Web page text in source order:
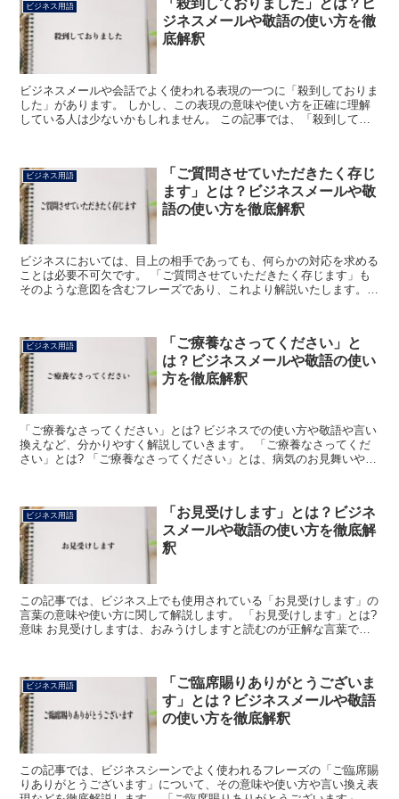
ビジネス用語
「殺到しておりました」とは？ビ
ジネスメールや敬語の使い方を徹
底解釈
ビジネスメールや会話でよく使われる表現の一つに「殺到しておりま
した」があります。 しかし、この表現の意味や使い方を正確に理解
している人は少ないかもしれません。 この記事では、「殺到してお
ビジネス用語
「ご質問させていただきたく存じ
ます」とは？ビジネスメールや敬
語の使い方を徹底解釈
ビジネスにおいては、目上の相手であっても、何らかの対応を求める
ことは必要不可欠です。 「ご質問させていただきたく存じます」も
そのような意図を含むフレーズであり、これより解説いたします。
ビジネス用語
「ご療養なさってください」と
は？ビジネスメールや敬語の使い
方を徹底解釈
「ご療養なさってください」とは? ビジネスでの使い方や敬語や言い
換えなど、分かりやすく解説していきます。 「ご療養なさってくだ
さい」とは? 「ご療養なさってください」とは、病気のお見舞いや相
ビジネス用語
「お見受けします」とは？ビジネ
スメールや敬語の使い方を徹底解
釈
この記事では、ビジネス上でも使用されている「お見受けします」の
言葉の意味や使い方に関して解説します。 「お見受けします」とは?
意味 お見受けしますは、おみうけしますと読むのが正解な言葉で
ビジネス用語
「ご臨席賜りありがとうございま
す」とは？ビジネスメールや敬語
の使い方を徹底解釈
この記事では、ビジネスシーンでよく使われるフレーズの「ご臨席賜
りありがとうございます」について、その意味や使い方や言い換え表